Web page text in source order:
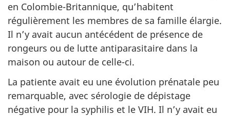
en Colombie-Britannique, qu’habitent
régulièrement les membres de sa famille élargie.
Il n’y avait aucun antécédent de présence de
rongeurs ou de lutte antiparasitaire dans la
maison ou autour de celle-ci.
La patiente avait eu une évolution prénatale peu
remarquable, avec sérologie de dépistage
négative pour la syphilis et le VIH. Il n’y avait eu